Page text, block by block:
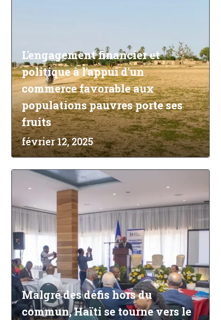
L'engagement financier et
politique à l'appui d'un
commerce favorable aux
populations pauvres porte ses
fruits
février 12, 2025
Malgré des défis hors du
commun, Haïti se tourne vers le